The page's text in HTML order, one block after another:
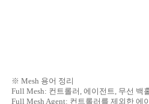
※ Mesh 용어 정리
Full Mesh: 컨트롤러, 에이전트, 무선 백
Full Mesh Agent: 컨트롤러를 제외한 에